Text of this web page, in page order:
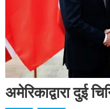
अमेरिकाद्वारा दुई